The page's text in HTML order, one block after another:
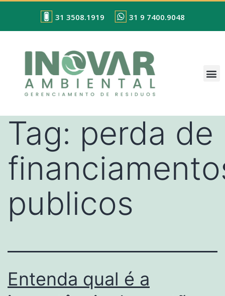
31 3508.1919 31 9 7400.9048
Tag: perda de
publicos
Entenda qual é a